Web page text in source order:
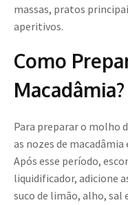
massas, pratos
aperitivos.
Como
Macadâmia?
Para preparar o molho
as nozes de
Após esse período,
liquidificador, adicione
suco de limão, alho,